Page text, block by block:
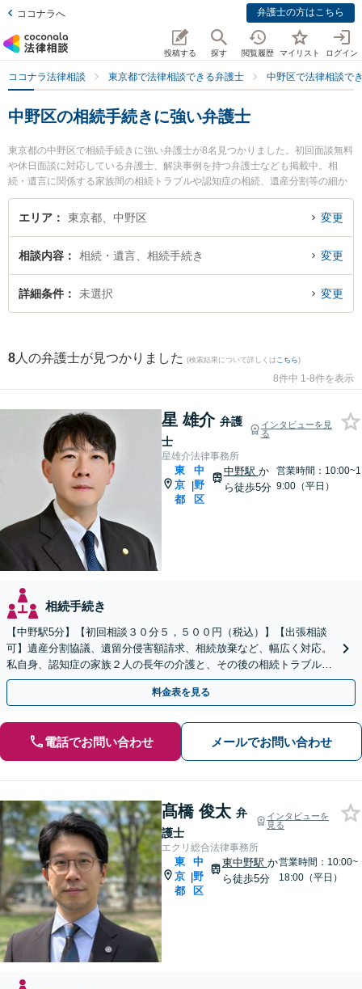
ココナラへ 弁護士の方はこちら
投稿する 探す 閲覧履歴 マイリスト ログイン
ココナラ法律相談 東京都で法律相談できる弁護士 中野区で法律相談で
中野区の相続手続きに強い弁護士
東京都の中野区で相続手続きに強い弁護士が8名見つかりました。初回面談無料
や休日面談に対応している弁護士、解決事例を持つ弁護士なども掲載中。相
続・遺言に関係する家族間の相続トラブルや認知症の相続、遺産分割等の細か
な分野での絞り込み検索もでき便利です。特に星雄介法律事務所の星 雄介弁護
士やエクリ総合法律事務所の髙橋 俊太弁護士、吉口総合法律事務所の吉口 直希
たい』『相続手続きのトラブル解決の実績豊富な近くの弁護士を検索したい』
『初回相談無料で相続手続きを法律相談できる中野区内の弁護士に相談予約し
たい』などでお困りの相談者さんにおすすめです。
エリア 東京都、中野区 変更
相談内容 相続・遺言、相続手続き 変更
詳細条件 未選択 変更
8 人の弁護士が見つかりました (検索結果について詳しくは こちら)
8件中 1-8件を表示
星 雄介 弁護
士
インタビューを見
る
星雄介法律事務所
東
京
都
|
中
野
区
中野駅 か
ら徒歩5分
営業時間：10:00~1
9:00（平日）
相続手続き
【中野駅5分】【初回相談３０分５，５００円（税込）】【出張相談
可】遺産分割協議、遺留分侵害額請求、相続放棄など、幅広く対応。
私自身、認知症の家族２人の長年の介護と、その後の相続トラブルを
経験しておりますので、まずは一度ご相談ください。
料金表を見る
電話でお問い合わせ メールでお問い合わせ
髙橋 俊太 弁
護士
インタビューを
見る
エクリ総合法律事務所
東
京
都
|
中
野
区
東中野駅 か
ら徒歩5分
営業時間：10:00~
18:00（平日）